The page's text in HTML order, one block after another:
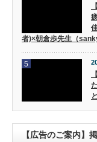
者)×朝倉歩先生（
5
【広告のご案内】